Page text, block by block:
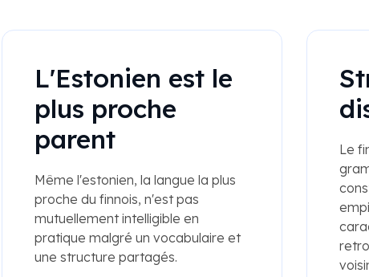
L'Estonien est le
plus proche
parent
Même l'estonien, la langue la plus
proche du finnois, n'est pas
mutuellement intelligible en
pratique malgré un vocabulaire et
une structure partagés.
Le